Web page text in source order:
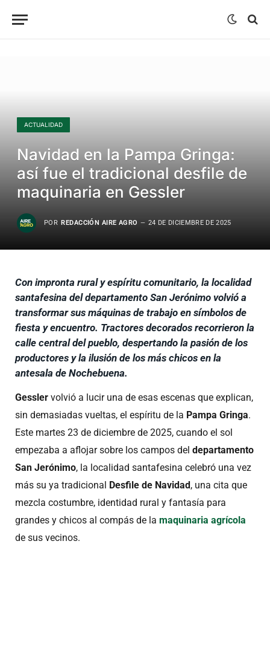
ACTUALIDAD
Navidad en la Pampa Gringa:
así fue el tradicional desfile de
maquinaria en Gessler
POR REDACCIÓN AIRE AGRO 24 DE DICIEMBRE DE 2025
Con impronta rural y espíritu comunitario, la localidad
santafesina del departamento San Jerónimo volvió a
transformar sus máquinas de trabajo en símbolos de
fiesta y encuentro. Tractores decorados recorrieron la
calle central del pueblo, despertando la pasión de los
productores y la ilusión de los más chicos en la
antesala de Nochebuena.
Gessler volvió a lucir una de esas escenas que explican,
sin demasiadas vueltas, el espíritu de la Pampa Gringa.
Este martes 23 de diciembre de 2025, cuando el sol
empezaba a aflojar sobre los campos del departamento
San Jerónimo, la localidad santafesina celebró una vez
más su ya tradicional Desfile de Navidad, una cita que
mezcla costumbre, identidad rural y fantasía para
grandes y chicos al compás de la maquinaria agrícola
de sus vecinos.